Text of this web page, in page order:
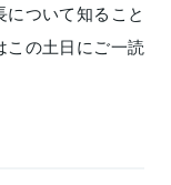
ついて知ること
この土日にご一読